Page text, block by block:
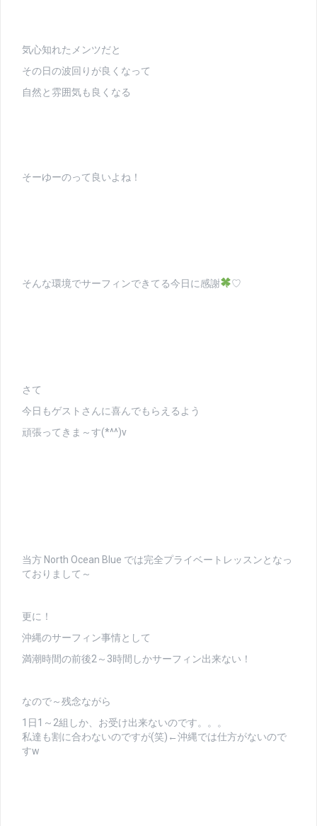
気心知れたメンツだと
その日の波回りが良くなって
自然と雰囲気も良くなる
そーゆーのって良いよね！
そんな環境でサーフィンできてる今日に感謝 ♡
さて
今日もゲストさんに喜んでもらえるよう
頑張ってきま～す(*^^)v
当方 North Ocean Blue では完全プライベートレッスンとなっ
ておりまして～
更に！
沖縄のサーフィン事情として
満潮時間の前後2～3時間しかサーフィン出来ない！
なので～残念ながら
1日1～2組しか、お受け出来ないのです。。。
私達も割に合わないのですが(笑)←沖縄では仕方がないので
すw